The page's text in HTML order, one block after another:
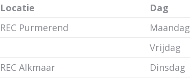
Locatie
Dag
REC Purmerend
Maandag
Vrijdag
REC Alkmaar
Dinsdag